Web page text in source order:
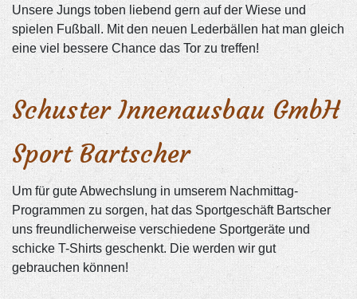
Unsere Jungs toben liebend gern auf der Wiese und
spielen Fußball. Mit den neuen Lederbällen hat man gleich
eine viel bessere Chance das Tor zu treffen!
Schuster Innenausbau GmbH
Sport Bartscher
Um für gute Abwechslung in umserem Nachmittag-
Programmen zu sorgen, hat das Sportgeschäft Bartscher
uns freundlicherweise verschiedene Sportgeräte und
schicke T-Shirts geschenkt. Die werden wir gut
gebrauchen können!